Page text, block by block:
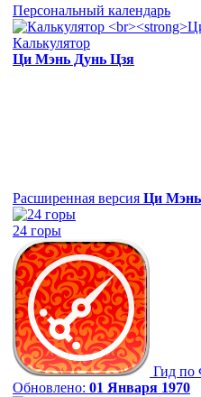
Персональный календарь
Калькулятор
Ци Мэнь Дунь Цзя
Расширенная версия Ци Мэнь
24 горы
Гид
Обновлено: 01 Января 1970